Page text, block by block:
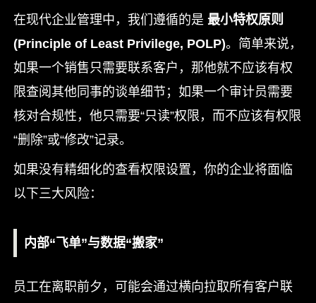
在现代企业管理中，我们遵循的是 最小特权原则
(Principle of Least Privilege, POLP)。简单来说，
如果一个销售只需要联系客户，那他就不应该有权
限查阅其他同事的谈单细节；如果一个审计员需要
核对合规性，他只需要“只读”权限，而不应该有权限
“删除”或“修改”记录。
如果没有精细化的查看权限设置，你的企业将面临
以下三大风险：
内部“飞单”与数据“搬家”
员工在离职前夕，可能会通过横向拉取所有客户联